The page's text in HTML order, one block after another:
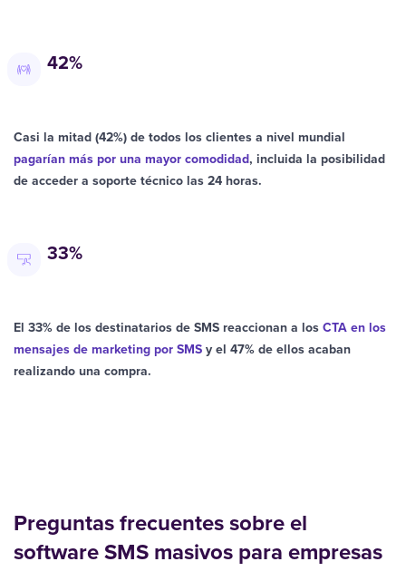
42%
Casi la mitad (42%) de todos los clientes a nivel mundial
pagarían más por una mayor comodidad, incluida la posibilidad
de acceder a soporte técnico las 24 horas.
33%
El 33% de los destinatarios de SMS reaccionan a los CTA en los
mensajes de marketing por SMS y el 47% de ellos acaban
realizando una compra.
Preguntas frecuentes sobre el
software SMS masivos para empresas